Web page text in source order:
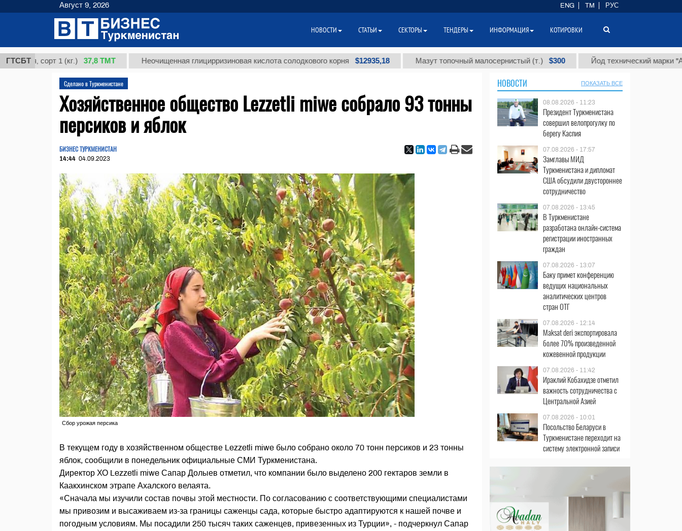
ГТСБТ
сорт 1 (кг.) 37,8 ТМТ Неочищенная глицирризиновая кислота солодкового корня $12935,18 Мазут топочный малосернистый (т.) $300 Йод технический марки "А" (т.)
Сделано в Туркменистане
Хозяйственное общество Lezzetli miwe собрало 93 тонны
персиков и яблок
БИЗНЕС ТУРКМЕНИСТАН
14:44 04.09.2023
Сбор урожая персика
В текущем году в хозяйственном обществе Lezzetli miwe было собрано около 70 тонн персиков и 23 тонны
яблок, сообщили в понедельник официальные СМИ Туркменистана.
Директор ХО Lezzetli miwe Сапар Долыев отметил, что компании было выделено 200 гектаров земли в
Каакхинском этрапе Ахалского велаята.
«Сначала мы изучили состав почвы этой местности. По согласованию с соответствующими специалистами
мы привозим и высаживаем из-за границы саженцы сада, которые быстро адаптируются к нашей почве и
погодным условиям. Мы посадили 250 тысяч таких саженцев, привезенных из Турции», - подчеркнул Сапар
НОВОСТИ ПОКАЗАТЬ ВСЕ
08.08.2026 - 11:23
Президент Туркменистана
совершил велопрогулку по
берегу Каспия
07.08.2026 - 17:57
Замглавы МИД
Туркменистана и дипломат
США обсудили двустороннее
сотрудничество
07.08.2026 - 13:45
В Туркменистане
разработана онлайн-система
регистрации иностранных
граждан
07.08.2026 - 13:07
Баку примет конференцию
ведущих национальных
аналитических центров
стран ОТГ
07.08.2026 - 12:14
Maksat deri экспортировала
более 70% произведенной
кожевенной продукции
07.08.2026 - 11:42
Ираклий Кобахидзе отметил
важность сотрудничества с
Центральной Азией
07.08.2026 - 10:01
Посольство Беларуси в
Туркменистане переходит на
систему электронной записи
Август 9, 2026 ENG TM РУС
НОВОСТИ СТАТЬИ СЕКТОРЫ ТЕНДЕРЫ ИНФОРМАЦИЯ КОТИРОВКИ